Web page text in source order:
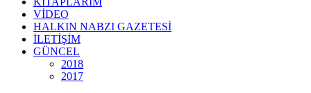
VİDEO
HALKIN NABZI GAZETESİ
İLETİŞİM
GÜNCEL
2018
2017